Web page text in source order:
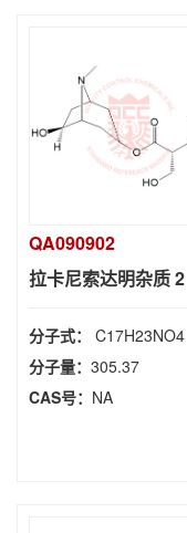
QA090902
拉卡尼索达明杂质 2
分子式： C17H23NO4
分子量： 305.37
CAS号： NA